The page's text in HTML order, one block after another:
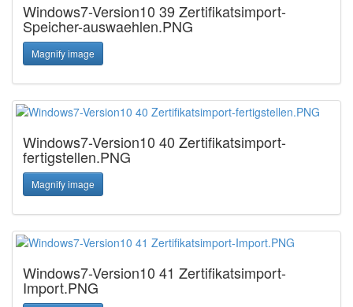
Windows7-Version10 39 Zertifikatsimport-
Speicher-auswaehlen.PNG
Magnify image
Windows7-Version10 40 Zertifikatsimport-
fertigstellen.PNG
Magnify image
Windows7-Version10 41 Zertifikatsimport-
Import.PNG